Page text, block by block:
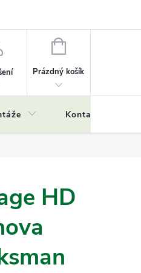
NÁKUPNÍ
Prázdný košík
Kontakty
HD